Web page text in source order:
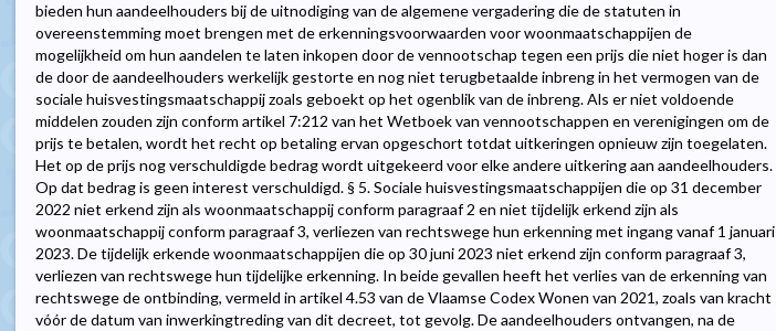
bieden hun aandeelhouders bij de uitnodiging van de algemene vergadering die de statuten in
overeenstemming moet brengen met de erkenningsvoorwaarden voor woonmaatschappijen de
mogelijkheid om hun aandelen te laten inkopen door de vennootschap tegen een prijs die niet hoger is dan
de door de aandeelhouders werkelijk gestorte en nog niet terugbetaalde inbreng in het vermogen van de
sociale huisvestingsmaatschappij zoals geboekt op het ogenblik van de inbreng. Als er niet voldoende
middelen zouden zijn conform artikel 7:212 van het Wetboek van vennootschappen en verenigingen om de
prijs te betalen, wordt het recht op betaling ervan opgeschort totdat uitkeringen opnieuw zijn toegelaten.
Het op de prijs nog verschuldigde bedrag wordt uitgekeerd voor elke andere uitkering aan aandeelhouders.
Op dat bedrag is geen interest verschuldigd. § 5. Sociale huisvestingsmaatschappijen die op 31 december
2022 niet erkend zijn als woonmaatschappij conform paragraaf 2 en niet tijdelijk erkend zijn als
woonmaatschappij conform paragraaf 3, verliezen van rechtswege hun erkenning met ingang vanaf 1 januari
2023. De tijdelijk erkende woonmaatschappijen die op 30 juni 2023 niet erkend zijn conform paragraaf 3,
verliezen van rechtswege hun tijdelijke erkenning. In beide gevallen heeft het verlies van de erkenning van
rechtswege de ontbinding, vermeld in artikel 4.53 van de Vlaamse Codex Wonen van 2021, zoals van kracht
vóór de datum van inwerkingtreding van dit decreet, tot gevolg. De aandeelhouders ontvangen, na de